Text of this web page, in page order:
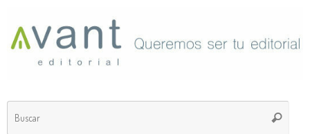
contenido
Buscar